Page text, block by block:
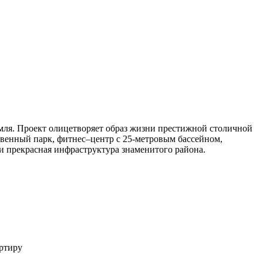
Проект олицетворяет образ жизни престижной столичной
парк, фитнес–центр с 25-метровым бассейном,
инфраструктура знаменитого района.